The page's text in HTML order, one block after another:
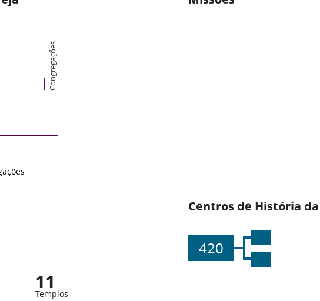
Congregações
Centros de História
420
11
Templos